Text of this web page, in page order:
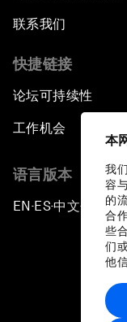
本
我
容
的
合
些
们
他
联系我们
快捷链接
论坛可持续性
工作机会
语言版本
EN ▪ES▪中文▪ 日本語